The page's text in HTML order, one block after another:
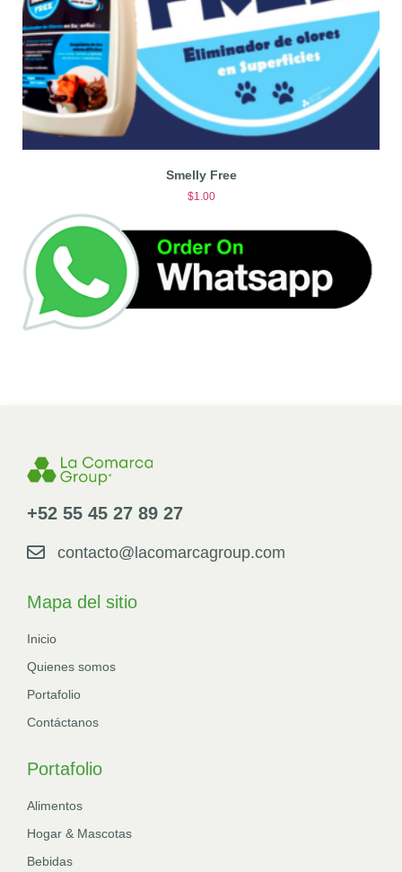
Smelly Free
$1.00
+52 55 45 27 89 27
contacto@lacomarcagroup.com
Mapa del sitio
Inicio
Quienes somos
Portafolio
Contáctanos
Portafolio
Alimentos
Hogar & Mascotas
Bebidas